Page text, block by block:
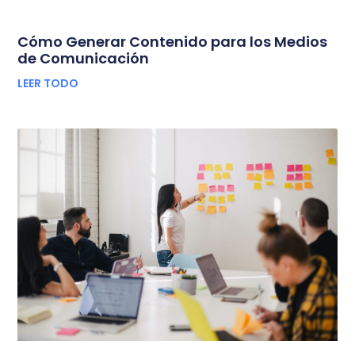
Cómo Generar Contenido para los Medios
de Comunicación
LEER TODO